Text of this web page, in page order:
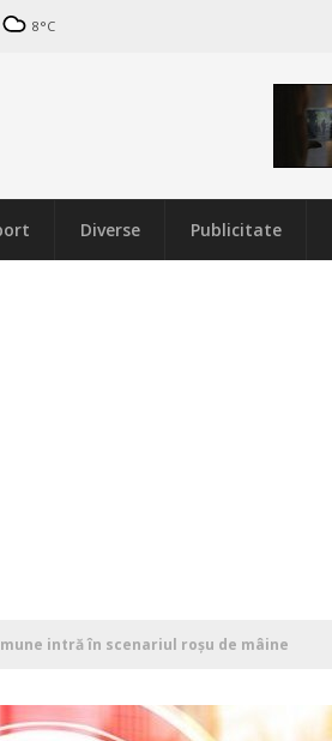
8°C
Diverse Publicitate
intră în scenariul roșu de mâine